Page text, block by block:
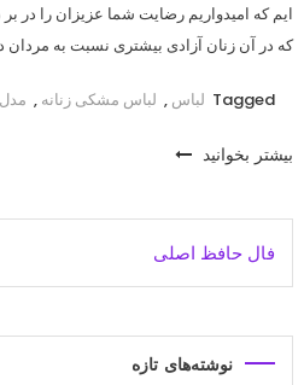
ایم که امیدواریم رضایت شما عزیزان را در
که در آن زنان آزادی بیشتری نسبت به
Tagged لباس , لباس مشکی زنانه ,
بیشتر بخوانید
فال حافظ اصلی
نوشته‌های تازه